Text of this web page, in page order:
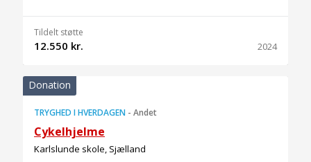
Tildelt støtte
12.550 kr. 2024
Donation
TRYGHED I HVERDAGEN - Andet
Cykelhjelme
Karlslunde skole, Sjælland